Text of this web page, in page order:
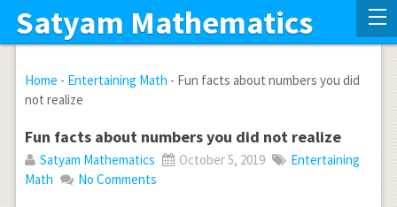
Satyam Mathematics
Home - Entertaining Math - Fun facts about numbers you did
not realize
Fun facts about numbers you did not realize
Satyam Mathematics October 5, 2019
Entertaining
Math
No Comments